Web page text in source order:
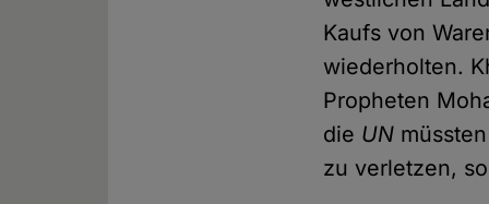
Kaufs von
wiederholten.
Propheten
die UN
zu verletzen,